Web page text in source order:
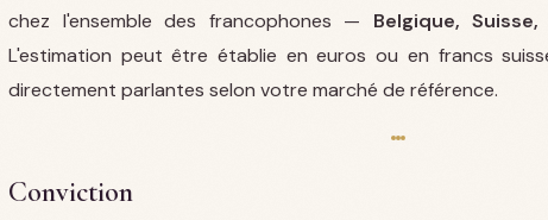
chez l'ensemble des francophones — Belgique,
L'estimation peut être établie en euros ou en francs
directement parlantes selon votre marché de référence.
Conviction